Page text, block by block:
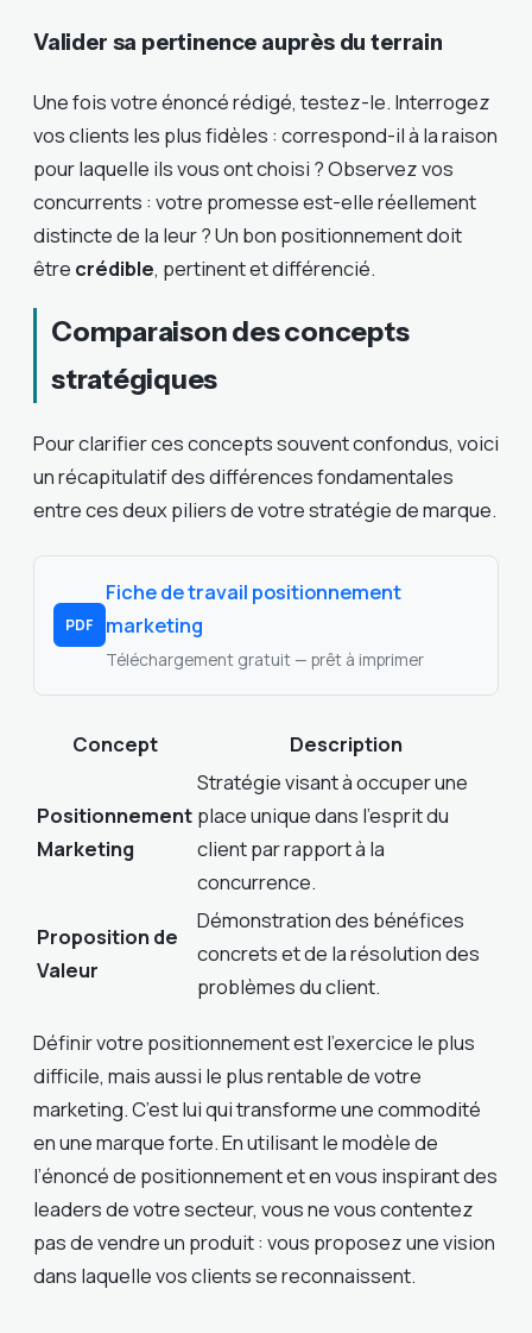
Valider sa pertinence auprès du terrain
Une fois votre énoncé rédigé, testez-le. Interrogez
vos clients les plus fidèles : correspond-il à la raison
pour laquelle ils vous ont choisi ? Observez vos
concurrents : votre promesse est-elle réellement
distincte de la leur ? Un bon positionnement doit
être crédible, pertinent et différencié.
Comparaison des concepts
stratégiques
Pour clarifier ces concepts souvent confondus, voici
un récapitulatif des différences fondamentales
entre ces deux piliers de votre stratégie de marque.
PDF
Fiche de travail positionnement
marketing
Téléchargement gratuit — prêt à imprimer
Concept Description
Positionnement
Marketing
Stratégie visant à occuper une
place unique dans l’esprit du
client par rapport à la
concurrence.
Proposition de
Valeur
Démonstration des bénéfices
concrets et de la résolution des
problèmes du client.
Définir votre positionnement est l’exercice le plus
difficile, mais aussi le plus rentable de votre
marketing. C’est lui qui transforme une commodité
en une marque forte. En utilisant le modèle de
l’énoncé de positionnement et en vous inspirant des
leaders de votre secteur, vous ne vous contentez
pas de vendre un produit : vous proposez une vision
dans laquelle vos clients se reconnaissent.